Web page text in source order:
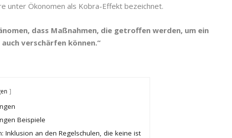
unter Ökonomen als Kobra-Effekt bezeichnet.
dass Maßnahmen, die getroffen werden, um ein
verschärfen können.“
Beispiele
Inklusion an den Regelschulen, die keine ist